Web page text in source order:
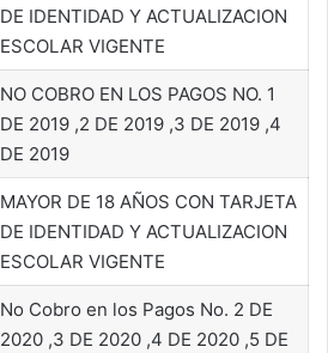
DE IDENTIDAD Y ACTUALIZACION
ESCOLAR VIGENTE
NO COBRO EN LOS PAGOS NO. 1
DE 2019 ,2 DE 2019 ,3 DE 2019 ,4
DE 2019
MAYOR DE 18 AÑOS CON TARJETA
DE IDENTIDAD Y ACTUALIZACION
ESCOLAR VIGENTE
No Cobro en los Pagos No. 2 DE
2020 ,3 DE 2020 ,4 DE 2020 ,5 DE